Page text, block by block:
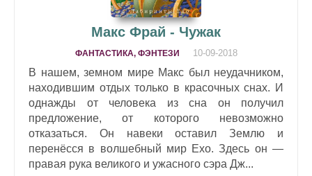
Макс Фрай - Чужак
ФАНТАСТИКА, ФЭНТЕЗИ 10-09-2018
В нашем, земном мире Макс был неудачником,
находившим отдых только в красочных снах. И
однажды от человека из сна он получил
предложение, от которого невозможно
отказаться. Он навеки оставил Землю и
перенёсся в волшебный мир Ехо. Здесь он —
правая рука великого и ужасного сэра Дж...